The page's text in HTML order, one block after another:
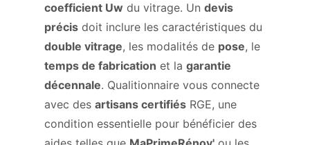
coefficient Uw du vitrage. Un devis
précis doit inclure les caractéristiques du
double vitrage, les modalités de pose, le
temps de fabrication et la garantie
décennale. Qualitionnaire vous connecte
avec des artisans certifiés RGE, une
condition essentielle pour bénéficier des